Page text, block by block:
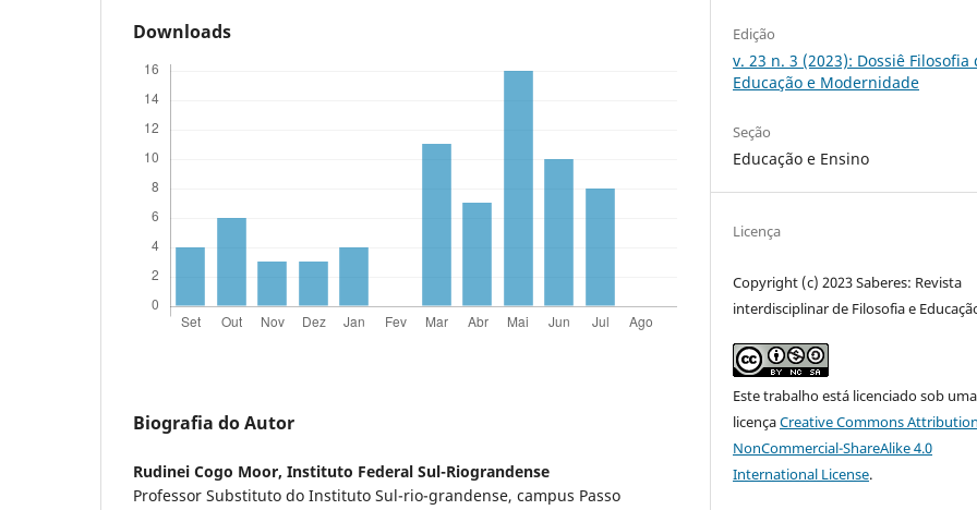
Downloads
Biografia do Autor
Rudinei Cogo Moor, Instituto Federal Sul-Riograndense
Professor Substituto do Instituto Sul-rio-grandense, campus Passo
Edição
v. 23 n. 3 (2023): Dossiê Filosofia
Educação e Modernidade
Seção
Educação e Ensino
Licença
Copyright (c) 2023 Saberes: Revista
interdisciplinar de Filosofia e
Este trabalho está licenciado sob uma
licençaCreative Commons
NonCommercial-ShareAlike 4.0
International License.